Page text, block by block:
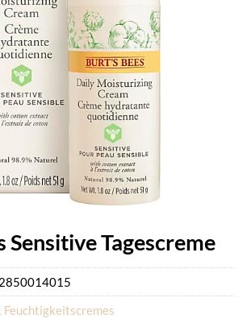
Sensitive Tagescreme
Feuchtigkeitscremes